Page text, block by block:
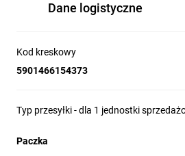
do pracy z połączeniami gwintowanymi
7 mm
Dane logistyczne
Kod kreskowy
5901466154373
Typ przesyłki - dla 1 jednostki
Paczka